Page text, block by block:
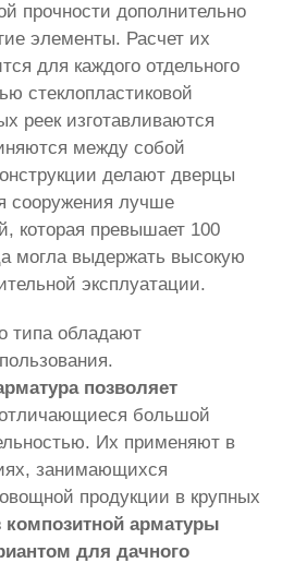
прочности дополнительно
элементы. Расчет их
для каждого отдельного
стеклопластиковой
реек изготавливаются
между собой
делают дверцы
сооружения лучше
которая превышает 100
могла выдержать высокую
эксплуатации.
типа обладают
позволяет
большой
Их применяют в
занимающихся
продукции в крупных
арматуры
для дачного